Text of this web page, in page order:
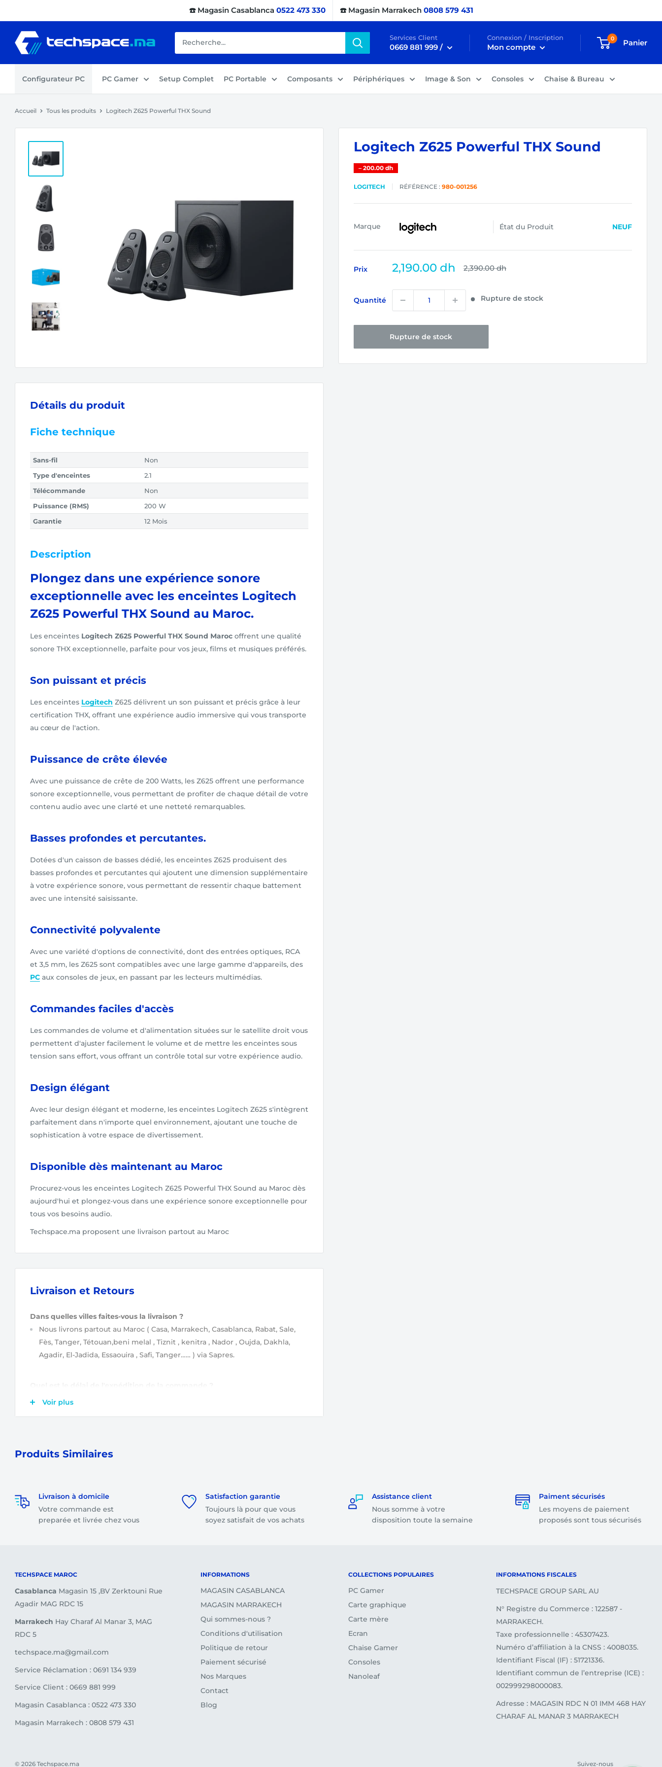
au
contenu
☎️ Magasin Casablanca 0522 473 330 ☎️ Magasin Marrakech 0808 579 431
Techspace.ma Services Client
0669 881 999 /
Connexion / Inscription
Mon compte
0 Panier
Configurateur PC PC Gamer Setup Complet PC Portable Composants Périphériques Image & Son Consoles Chaise & Bureau
Accueil Tous les produits Logitech Z625 Powerful THX Sound
Logitech Z625 Powerful THX Sound
– 200.00 dh
LOGITECH RÉFÉRENCE : 980-001256
Marque État du Produit NEUF
Prix
Prix
2,190.00 dh Prix
normal
2,390.00 dh
Quantité Rupture de stock
Rupture de stock
Détails du produit
Fiche technique
Sans-fil
Non
Type d'enceintes
2.1
Télécommande
Non
Puissance (RMS)
200 W
Garantie
12 Mois
Description
Plongez dans une expérience sonore
exceptionnelle avec les enceintes Logitech
Z625 Powerful THX Sound au Maroc.
Les enceintes Logitech Z625 Powerful THX Sound Maroc offrent une qualité
sonore THX exceptionnelle, parfaite pour vos jeux, films et musiques préférés.
Son puissant et précis
Les enceintes Logitech Z625 délivrent un son puissant et précis grâce à leur
certification THX, offrant une expérience audio immersive qui vous transporte
au cœur de l'action.
Puissance de crête élevée
Avec une puissance de crête de 200 Watts, les Z625 offrent une performance
sonore exceptionnelle, vous permettant de profiter de chaque détail de votre
contenu audio avec une clarté et une netteté remarquables.
Basses profondes et percutantes.
Dotées d'un caisson de basses dédié, les enceintes Z625 produisent des
basses profondes et percutantes qui ajoutent une dimension supplémentaire
à votre expérience sonore, vous permettant de ressentir chaque battement
avec une intensité saisissante.
Connectivité polyvalente
Avec une variété d'options de connectivité, dont des entrées optiques, RCA
et 3,5 mm, les Z625 sont compatibles avec une large gamme d'appareils, des
PC aux consoles de jeux, en passant par les lecteurs multimédias.
Commandes faciles d'accès
Les commandes de volume et d'alimentation situées sur le satellite droit vous
permettent d'ajuster facilement le volume et de mettre les enceintes sous
tension sans effort, vous offrant un contrôle total sur votre expérience audio.
Design élégant
Avec leur design élégant et moderne, les enceintes Logitech Z625 s'intègrent
parfaitement dans n'importe quel environnement, ajoutant une touche de
sophistication à votre espace de divertissement.
Disponible dès maintenant au Maroc
Procurez-vous les enceintes Logitech Z625 Powerful THX Sound au Maroc dès
aujourd'hui et plongez-vous dans une expérience sonore exceptionnelle pour
tous vos besoins audio.
Techspace.ma proposent une livraison partout au Maroc
Livraison et Retours
Dans quelles villes faites-vous la livraison ?
Nous livrons partout au Maroc ( Casa, Marrakech, Casablanca, Rabat, Sale,
Fès, Tanger, Tétouan,beni melal , Tiznit , kenitra , Nador , Oujda, Dakhla,
Agadir, El-Jadida, Essaouira , Safi, Tanger…… ) via Sapres.
Après validation de votre commande
total dépasse 1500 dirhams.
Les frais de livraison sont à partir de
35 dirhamsselon le montant total de
votre commande.
Voir plus
Produits Similaires
Livraison à domicile
Votre commande est
preparée et livrée chez vous
Satisfaction garantie
Toujours là pour que vous
soyez satisfait de vos achats
Assistance client
Nous somme à votre
disposition toute la semaine
Paiment sécurisés
Les moyens de paiement
proposés sont tous sécurisés
TECHSPACE MAROC
Casablanca Magasin 15 ,BV Zerktouni Rue
Agadir MAG RDC 15
Marrakech Hay Charaf Al Manar 3, MAG
RDC 5
techspace.ma@gmail.com
Service Réclamation : 0691 134 939
Service Client : 0669 881 999
Magasin Casablanca : 0522 473 330
Magasin Marrakech : 0808 579 431
INFORMATIONS
MAGASIN CASABLANCA
MAGASIN MARRAKECH
Qui sommes-nous ?
Conditions d'utilisation
Politique de retour
Paiement sécurisé
Nos Marques
Contact
Blog
COLLECTIONS POPULAIRES
PC Gamer
Carte graphique
Carte mère
Ecran
Chaise Gamer
Consoles
Nanoleaf
INFORMATIONS FISCALES
TECHSPACE GROUP SARL AU
N° Registre du Commerce : 122587 -
MARRAKECH.
Taxe professionnelle : 45307423.
Numéro d’affiliation à la CNSS : 4008035.
Identifiant Fiscal (IF) : 51721336.
Identifiant commun de l’entreprise (ICE) :
002999298000083.
Adresse : MAGASIN RDC N 01 IMM 468 HAY
CHARAF AL MANAR 3 MARRAKECH
© 2026 Techspace.ma Suivez-nous